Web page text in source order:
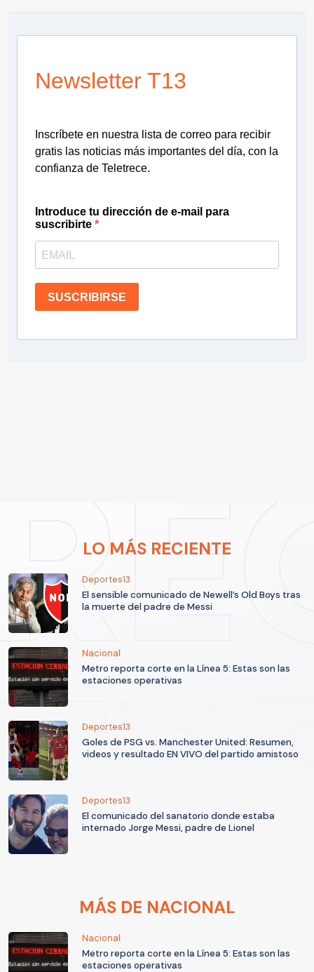
Newsletter T13
Inscríbete en nuestra lista de correo para recibir
gratis las noticias más importantes del día, con la
confianza de Teletrece.
Introduce tu dirección de e-mail para
suscribirte
SUSCRIBIRSE
LO MÁS RECIENTE
Deportes13
El sensible comunicado de Newell’s Old Boys tras
la muerte del padre de Messi
Nacional
Metro reporta corte en la Línea 5: Estas son las
estaciones operativas
Deportes13
Goles de PSG vs. Manchester United: Resumen,
videos y resultado EN VIVO del partido amistoso
Deportes13
El comunicado del sanatorio donde estaba
internado Jorge Messi, padre de Lionel
MÁS DE NACIONAL
Nacional
Metro reporta corte en la Línea 5: Estas son las
estaciones operativas